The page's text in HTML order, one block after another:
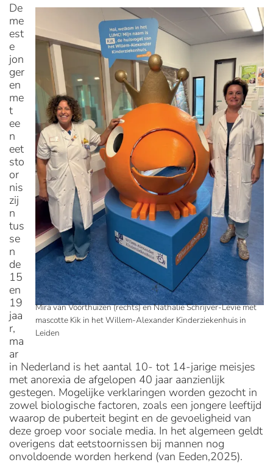
Mira van Voorthuizen (rechts) en Nathalie Schrijver-Levie met
mascotte Kik in het Willem-Alexander Kinderziekenhuis in
Leiden
De
me
est
e
jon
ger
en
me
t
ee
n
eet
sto
or
nis
zij
n
tus
se
n
de
15
en
19
jaa
r,
ma
ar
in Nederland is het aantal 10- tot 14-jarige meisjes
met anorexia de afgelopen 40 jaar aanzienlijk
gestegen. Mogelijke verklaringen worden gezocht in
zowel biologische factoren, zoals een jongere leeftijd
waarop de puberteit begint en de gevoeligheid van
deze groep voor sociale media. In het algemeen geldt
overigens dat eetstoornissen bij mannen nog
onvoldoende worden herkend (van Eeden,2025).